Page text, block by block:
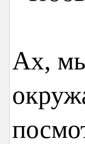
Ах,